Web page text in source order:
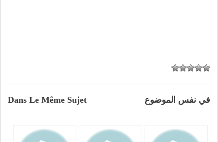
Dans Le Même Sujet في نفس الموضوع